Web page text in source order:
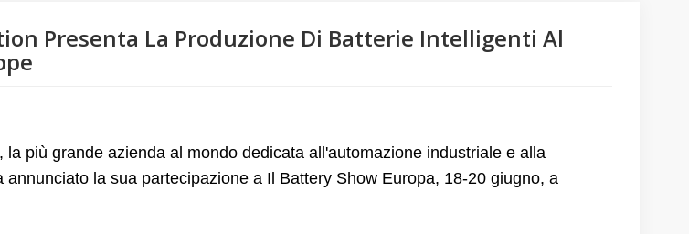
Presenta La Produzione Di Batterie Intelligenti Al
la più grande azienda al mondo dedicata all'automazione industriale e alla
annunciato la sua partecipazione a Il Battery Show Europa, 18-20 giugno, a